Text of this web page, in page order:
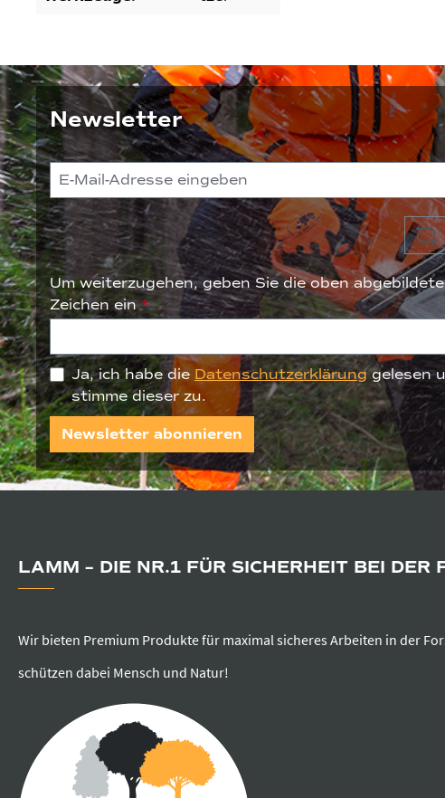
Newsletter
Um weiterzugehen, geben Sie die oben
Zeichen ein*
Ja, ich habe dieDatenschutzerklärunggelesen
stimme dieser zu.
Newsletter abonnieren
LAMM – DIE NR.1 FÜR SICHERHEIT BEI DER
Wir bieten Premium Produkte für maximal sicheres Arbeiten in der
schützen dabei Mensch und Natur!